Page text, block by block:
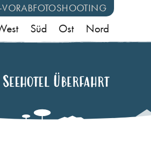
VORABFOTOSHOOTING
Süd Ost Nord
Überfahrt